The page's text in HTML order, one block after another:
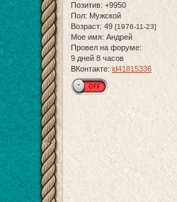
Позитив: +9950
Пол: Мужской
Возраст: 49 [1976-11-23]
Мое имя: Андрей
Провел на форуме:
9 дней 8 часов
ВКонтакте: id41815336